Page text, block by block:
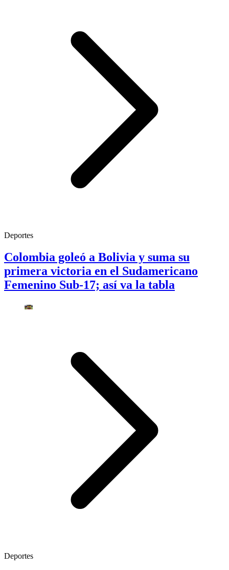
Deportes
Colombia goleó a Bolivia y suma su
primera victoria en el Sudamericano
Femenino Sub-17; así va la tabla
Deportes